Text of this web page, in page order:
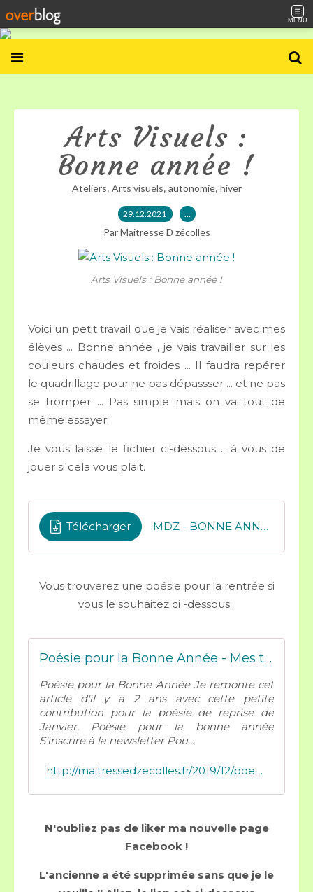
MENU
Arts Visuels :
Bonne année !
Ateliers, Arts visuels, autonomie, hiver
29.12.2021 …
Par Maitresse D zécolles
Arts Visuels : Bonne année !
Voici un petit travail que je vais réaliser avec mes
élèves ... Bonne année , je vais travailler sur les
couleurs chaudes et froides ... Il faudra repérer
le quadrillage pour ne pas dépassser ... et ne pas
se tromper ... Pas simple mais on va tout de
même essayer.
Je vous laisse le fichier ci-dessous .. à vous de
jouer si cela vous plait.
Télécharger MDZ - BONNE ANN2E ARTS VISUELS
Vous trouverez une poésie pour la rentrée si
vous le souhaitez ci -dessous.
Poésie pour la Bonne Année - Mes tresses D Zécolles
Poésie pour la Bonne Année Je remonte cet
article d'il y a 2 ans avec cette petite
contribution pour la poésie de reprise de
Janvier. Poésie pour la bonne année
S'inscrire à la newsletter Pou...
http://maitressedzecolles.fr/2019/12/poesie-pour-la-bonne-annee.html
N'oubliez pas de liker ma nouvelle page
Facebook !
L'ancienne a été supprimée sans que je le